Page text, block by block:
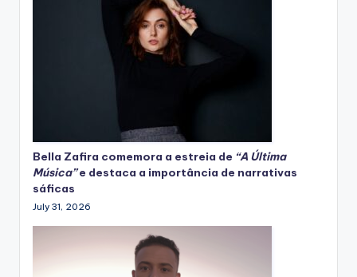
Bella Zafira comemora a estreia de “A Última
Música”e destaca a importância de narrativas
sáficas
July 31, 2026